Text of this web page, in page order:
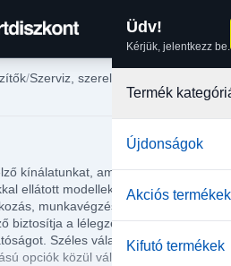
Üdv!
Kérjük, jelentkezz be.
Termék
Újdonságok
Akciós termékek
Kifutó termékek
Szerviz, szerelés
kínálatunkat, amelyben a
ellátott modelleket találhat.
munkavégzés vagy irodai
biztosítja a lélegzetelállító
Széles választékunkban
opciók közül választhat, hogy